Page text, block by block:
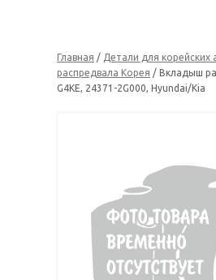
Главная / Детали для корейских
распредвала Корея / Вкладыш
G4KE, 24371-2G000, Hyundai/Kia